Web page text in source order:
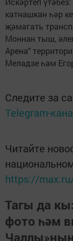
катнашкан һәр
җәмәгать
Моннан тыш,
Арена"
Меладзе һәм
Следите за
Telegram-
Читайте
https://
Тагы да
фото һәм